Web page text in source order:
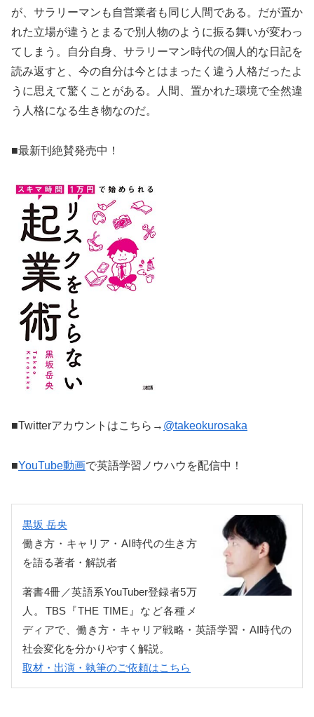
が、サラリーマンも自営業者も同じ人間である。だが置か
れた立場が違うとまるで別人物のように振る舞いが変わっ
てしまう。自分自身、サラリーマン時代の個人的な日記を
読み返すと、今の自分は今とはまったく違う人格だったよ
うに思えて驚くことがある。人間、置かれた環境で全然違
う人格になる生き物なのだ。
■最新刊絶賛発売中！
■Twitterアカウントはこちら→ @takeokurosaka
■YouTube動画で英語学習ノウハウを配信中！
黒坂 岳央
働き方・キャリア・AI時代の生き方
を語る著者・解説者
著書4冊／英語系YouTuber登録者5万
人。TBS『THE TIME』など各種メ
ディアで、働き方・キャリア戦略・英語学習・AI時代の
社会変化を分かりやすく解説。
取材・出演・執筆のご依頼はこちら